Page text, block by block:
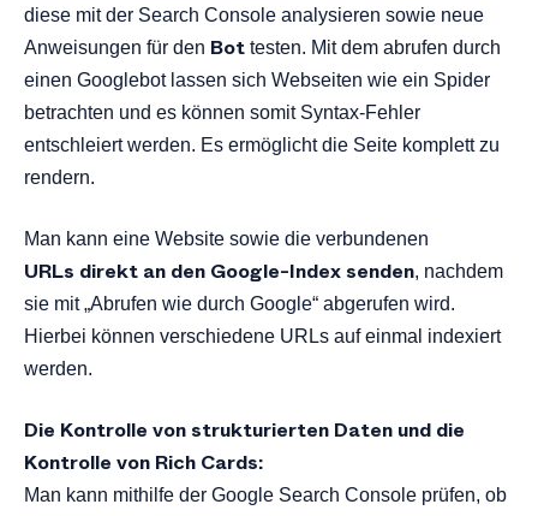
diese mit der Search Console analysieren sowie neue
Anweisungen für den Bot testen. Mit dem abrufen durch
einen Googlebot lassen sich Webseiten wie ein Spider
betrachten und es können somit Syntax-Fehler
entschleiert werden. Es ermöglicht die Seite komplett zu
rendern.
Man kann eine Website sowie die verbundenen
URLs direkt an den Google-Index senden, nachdem
sie mit „Abrufen wie durch Google“ abgerufen wird.
Hierbei können verschiedene URLs auf einmal indexiert
werden.
Die Kontrolle von strukturierten Daten und die
Kontrolle von Rich Cards:
Man kann mithilfe der Google Search Console prüfen, ob